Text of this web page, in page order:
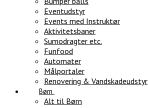
Eventudstyr
Events med Instruktør
Aktivitetsbaner
Sumodragter etc.
Funfood
Automater
Målportaler
Renovering & Vandskadeudstyr
Børn
Alt til Børn